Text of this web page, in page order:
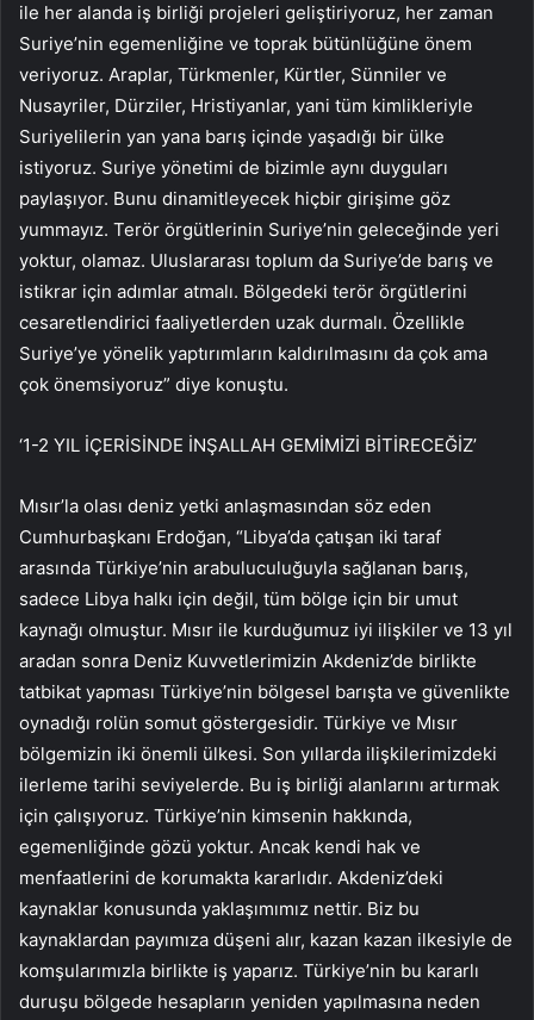
ile her alanda iş birliği projeleri geliştiriyoruz, her zaman
Suriye’nin egemenliğine ve toprak bütünlüğüne önem
veriyoruz. Araplar, Türkmenler, Kürtler, Sünniler ve
Nusayriler, Dürziler, Hristiyanlar, yani tüm kimlikleriyle
Suriyelilerin yan yana barış içinde yaşadığı bir ülke
istiyoruz. Suriye yönetimi de bizimle aynı duyguları
paylaşıyor. Bunu dinamitleyecek hiçbir girişime göz
yummayız. Terör örgütlerinin Suriye’nin geleceğinde yeri
yoktur, olamaz. Uluslararası toplum da Suriye’de barış ve
istikrar için adımlar atmalı. Bölgedeki terör örgütlerini
cesaretlendirici faaliyetlerden uzak durmalı. Özellikle
Suriye’ye yönelik yaptırımların kaldırılmasını da çok ama
çok önemsiyoruz” diye konuştu.
‘1-2 YIL İÇERİSİNDE İNŞALLAH GEMİMİZİ BİTİRECEĞİZ’
Mısır’la olası deniz yetki anlaşmasından söz eden
Cumhurbaşkanı Erdoğan, “Libya’da çatışan iki taraf
arasında Türkiye’nin arabuluculuğuyla sağlanan barış,
sadece Libya halkı için değil, tüm bölge için bir umut
kaynağı olmuştur. Mısır ile kurduğumuz iyi ilişkiler ve 13 yıl
aradan sonra Deniz Kuvvetlerimizin Akdeniz’de birlikte
tatbikat yapması Türkiye’nin bölgesel barışta ve güvenlikte
oynadığı rolün somut göstergesidir. Türkiye ve Mısır
bölgemizin iki önemli ülkesi. Son yıllarda ilişkilerimizdeki
ilerleme tarihi seviyelerde. Bu iş birliği alanlarını artırmak
için çalışıyoruz. Türkiye’nin kimsenin hakkında,
egemenliğinde gözü yoktur. Ancak kendi hak ve
menfaatlerini de korumakta kararlıdır. Akdeniz’deki
kaynaklar konusunda yaklaşımımız nettir. Biz bu
kaynaklardan payımıza düşeni alır, kazan kazan ilkesiyle de
komşularımızla birlikte iş yaparız. Türkiye’nin bu kararlı
duruşu bölgede hesapların yeniden yapılmasına neden